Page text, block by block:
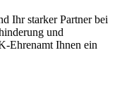
Ihr starker Partner bei
und
Ehrenamt Ihnen ein